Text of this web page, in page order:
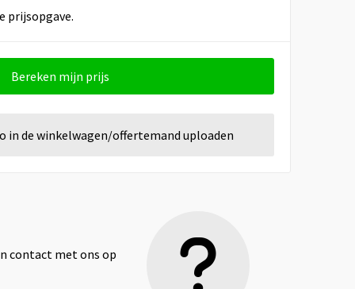
prijsopgave.
Bereken mijn prijs
in de winkelwagen/offertemand uploaden
contact met ons op